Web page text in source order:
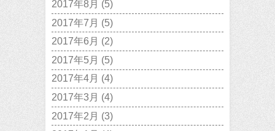
2017年8月 (5)
2017年7月 (5)
2017年6月 (2)
2017年5月 (5)
2017年4月 (4)
2017年3月 (4)
2017年2月 (3)